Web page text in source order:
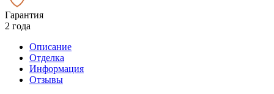
Гарантия
2 года
Описание
Отделка
Информация
Отзывы